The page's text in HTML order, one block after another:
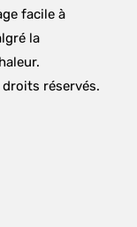
facile à
la
réservés.